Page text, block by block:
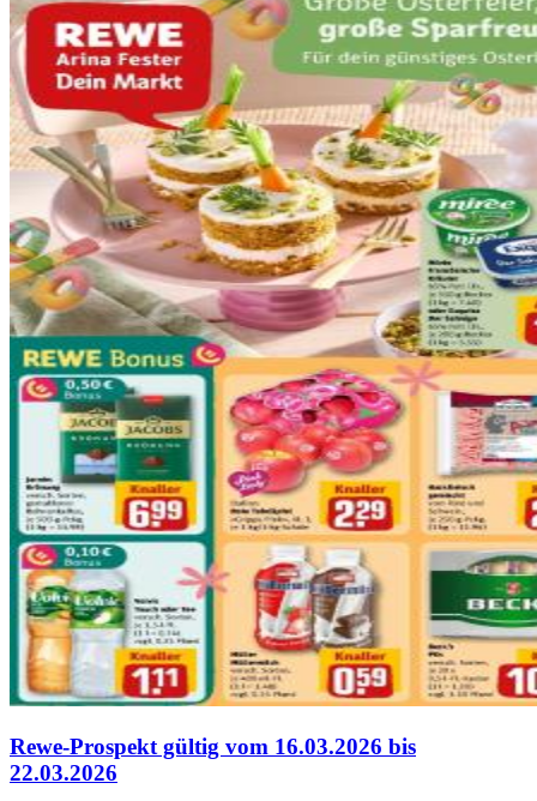
Rewe-Prospekt gültig vom 16.03.2026 bis
22.03.2026